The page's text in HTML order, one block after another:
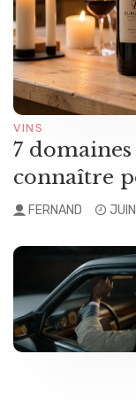
VINS
7
connaître
FERNAND